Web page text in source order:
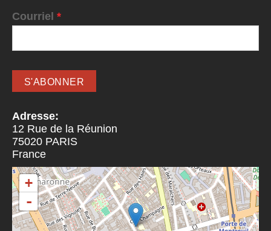
Courriel *
Adresse:
12 Rue de la Réunion
75020 PARIS
France
+
-